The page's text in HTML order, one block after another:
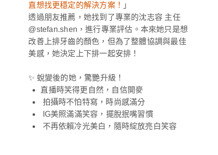
直想找更穩定的解決方案！
」
透過朋友推薦，她找到了專業的沈志容 主任
@stefan.shen，進行專業評估。本來她只是想
改善上排牙齒的顏色，但為了整體協調與最佳
美感，她決定上下排一起安排！
✨ 蛻變後的她，驚艷升級！
直播時笑得更自然，自信開麥
拍攝時不怕特寫，時尚感滿分
IG美照滿滿笑容，擺脫抿嘴習慣
不再依賴冷光美白，隨時綻放亮白笑容